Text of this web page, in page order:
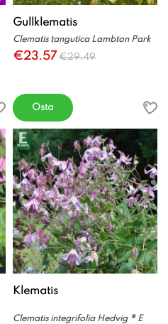
Gullklematis
Clematis tangutica Lambton Park
€23.57 €29.49
Osta
Klematis
Clematis integrifolia Hedvig ® E